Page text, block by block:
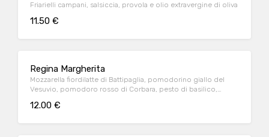
Friarielli campani, salsiccia, provola e olio extravergine di oliva
11.50 €
Regina Margherita
Mozzarella fiordilatte di Battipaglia, pomodorino giallo del
Vesuvio, pomodoro rosso di Corbara, pesto di basilico,
12.00 €